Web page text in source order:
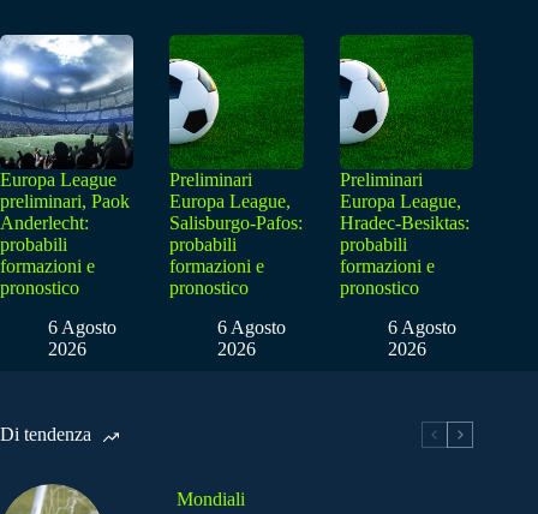
Europa League
preliminari, Paok
Anderlecht:
probabili
formazioni e
pronostico
6 Agosto
2026
Preliminari
Europa League,
Salisburgo-Pafos:
probabili
formazioni e
pronostico
6 Agosto
2026
Preliminari
Europa League,
Hradec-Besiktas:
probabili
formazioni e
pronostico
6 Agosto
2026
Di tendenza
Mondiali